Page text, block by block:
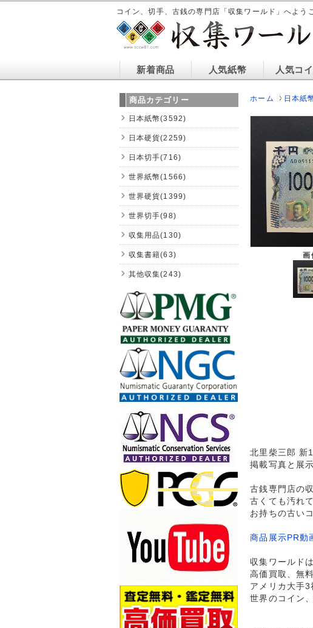
コイン、切手、古銭の専門店「収集ワールド」へよう
新着商品 人気紙幣 人気コ
ホーム 日本紙
画
北里柴三郎 新
掲載写真と展
古銭専門店の
古くても汚れ
お持ちの古い
商品展示PR動
収集ワールド
高価買取、無
アメリカ大手
世界のコイン
商品カテゴリー
日本紙幣(3592)
日本硬貨(2259)
日本切手(716)
世界紙幣(1566)
世界硬貨(1399)
世界切手(98)
収集用品(130)
収集書籍(63)
其他収集(243)